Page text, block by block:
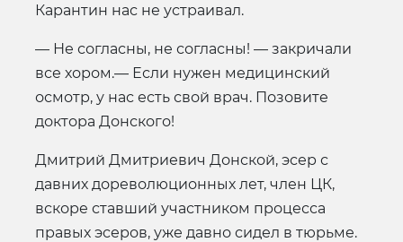
Карантин нас не устраивал.
— Не согласны, не согласны! — закричали
все хором.— Если нужен медицинский
осмотр, у нас есть свой врач. Позовите
доктора Донского!
Дмитрий Дмитриевич Донской, эсер с
давних дореволюционных лет, член ЦК,
вскоре ставший участником процесса
правых эсеров, уже давно сидел в тюрьме.